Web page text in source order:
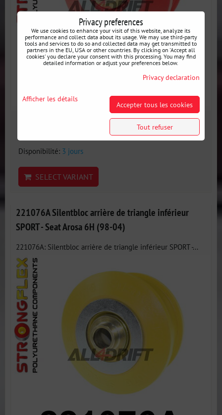
Disponibilité: 3 jours
SELECT VARIANT
221076A Silentbloc arrière de triangle inférieur
SPORT - Seat Arosa 6H (98-04)
221076A: Silentbloc arrière de triangle inférieur SPORT -...
Privacy preferences
We use cookies to enhance your visit of this website, analyze its
performance and collect data about its usage. We may use third-party
tools and services to do so and collected data may get transmitted to
partners in the EU, USA or other countries. By clicking on 'Accept all
cookies' you declare your consent with this processing. You may find
detailed information or adjust your preferences below.
Privacy declaration
Afficher les détails
Accepter tous les cookies
Tout refuser